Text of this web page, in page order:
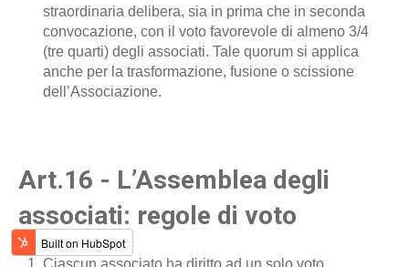
straordinaria delibera, sia in prima che in seconda
convocazione, con il voto favorevole di almeno 3/4
(tre quarti) degli associati. Tale quorum si applica
anche per la trasformazione, fusione o scissione
dell’Associazione.
Art.16 - L’Assemblea degli
associati: regole di voto
Ciascun associato ha diritto ad un solo voto.